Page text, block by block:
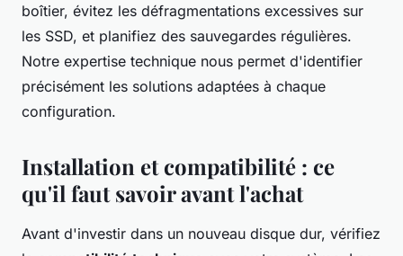
boîtier, évitez les défragmentations excessives sur
les SSD, et planifiez des sauvegardes régulières.
Notre expertise technique nous permet d'identifier
précisément les solutions adaptées à chaque
configuration.
Installation et compatibilité : ce
qu'il faut savoir avant l'achat
Avant d'investir dans un nouveau disque dur, vérifiez